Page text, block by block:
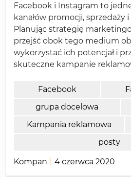
Facebook i Instagram to
kanałów promocji, sprzedaży
Planując strategię
przejść obok tego medium
wykorzystać ich potencjał i
skuteczne kampanie
Facebook
grupa docelowa
Kampania reklamowa
posty
Kompan 4 czerwca 2020